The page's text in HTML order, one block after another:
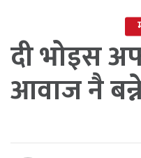
दी भोइस
आवाज नै